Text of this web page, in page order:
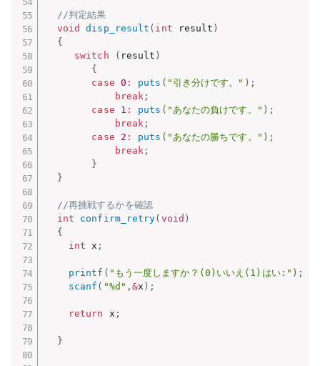
//判定結果
void
disp_result ( int result )
{
switch
( result )
{
case 0 : puts ( "引き分けです。" ) ;
break ;
case
1 : puts ( "あなたの負けです。" ) ;
break ;
case
2 : puts ( "あなたの勝ちです。" ) ;
break ;
}
}
//再挑戦するかを確認
int
confirm_retry( void )
{
int x ;
printf ( "もう一度しますか？(0)いいえ(1)はい:" ) ;
scanf ( "%d" ,&x ) ;
return x ;
}